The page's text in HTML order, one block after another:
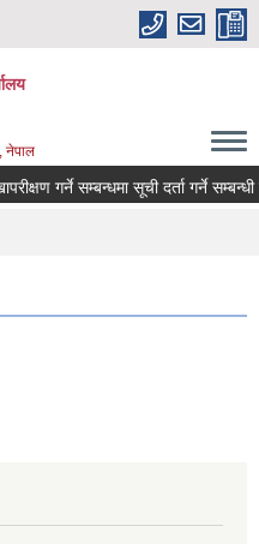
नेपाल
गर्ने सम्बन्धमा सूची दर्ता गर्ने सम्बन्धी